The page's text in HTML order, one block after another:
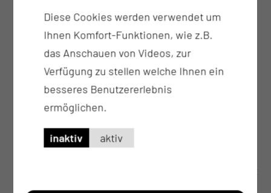
Die Ausbildung der Auzubildenden und
Studierenden hat eine hohe Bedeutung. Die
verschiedene Großprojekte zur Integration,
werden durch extra ausgebildete Mentorinnen
Praxisanleiterinnen bzw. Praxisanleiter betreut
Diese Cookies werden verwendet um
Ihnen Komfort-Funktionen, wie z.B.
das Anschauen von Videos, zur
Verfügung zu stellen welche Ihnen ein
besseres Benutzererlebnis
ermöglichen.
inaktiv aktiv